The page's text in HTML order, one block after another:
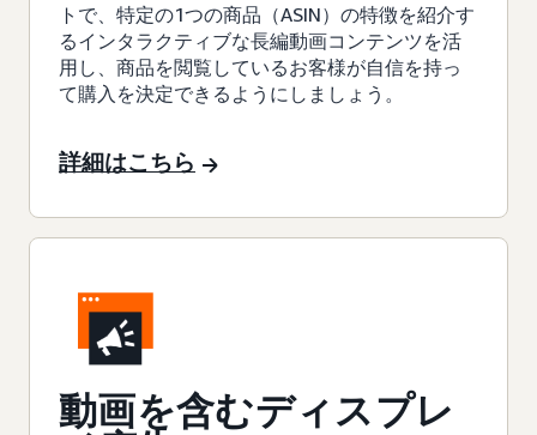
トで、特定の1つの商品（ASIN）の特徴を紹介す
るインタラクティブな長編動画コンテンツを活
用し、商品を閲覧しているお客様が自信を持っ
て購入を決定できるようにしましょう。
詳細はこちら
動画を含むディスプレ